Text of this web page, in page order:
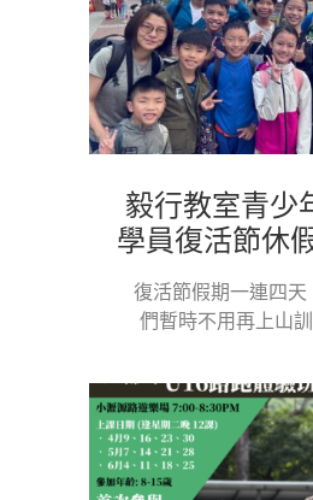
毅行教室青少
學員復活節休假
復活節假期一連四天
們暫時不用再上山訓